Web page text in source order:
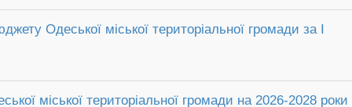
Одеської міської територіальної громади за I
міської територіальної громади на 2026-2028 роки